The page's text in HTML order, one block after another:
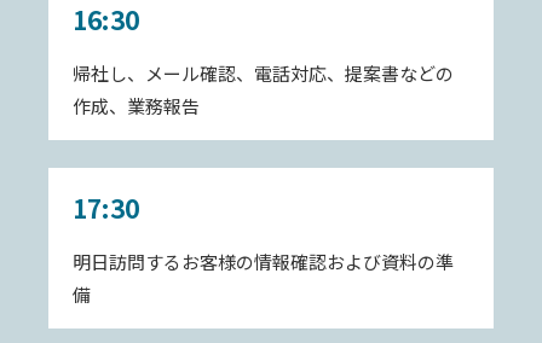
16:30
帰社し、メール確認、電話対応、提案書などの
作成、業務報告
17:30
明日訪問するお客様の情報確認および資料の準
備